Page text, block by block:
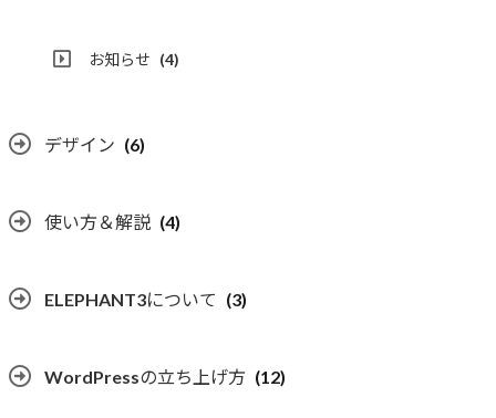
お知らせ (4)
デザイン (6)
使い方＆解説 (4)
ELEPHANT3について (3)
WordPressの立ち上げ方 (12)